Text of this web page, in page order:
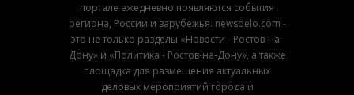
портале ежедневно появляются события
региона, России и зарубежья. newsdelo.com -
это не только разделы «Новости - Ростов-на-
Дону» и «Политика - Ростов-на-Дону», а также
площадка для размещения актуальных
деловых мероприятий города и